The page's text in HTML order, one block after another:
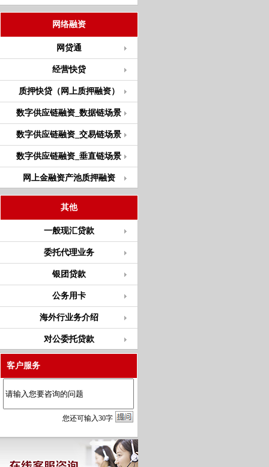
网络融资
网贷通
经营快贷
质押快贷（网上质押融资）
数字供应链融资_数据链场景
数字供应链融资_交易链场景
数字供应链融资_垂直链场景
网上金融资产池质押融资
其他
一般现汇贷款
委托代理业务
银团贷款
公务用卡
海外行业务介绍
对公委托贷款
客户服务
您还可输入30字